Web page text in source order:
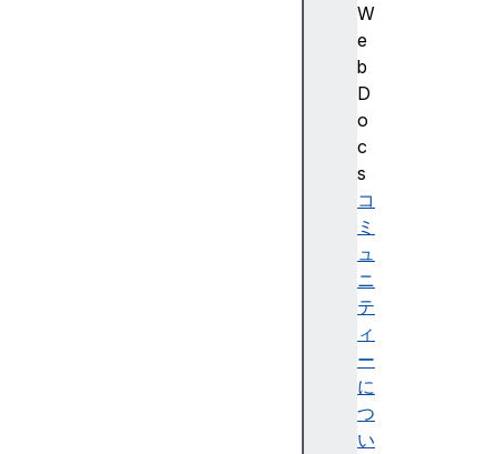
W
e
b
D
o
c
s
コ
ミ
ュ
ニ
テ
ィ
ー
に
つ
い